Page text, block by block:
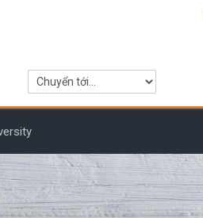
Chuyển tới...